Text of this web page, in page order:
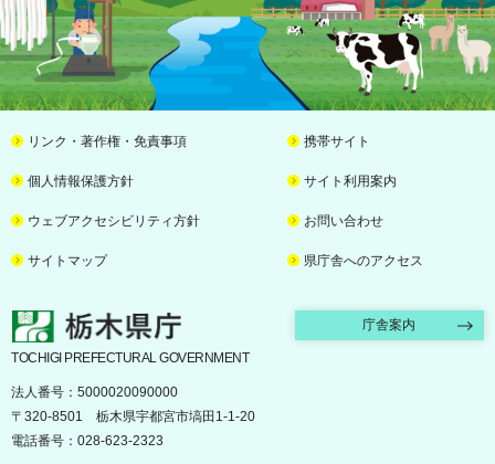
リンク・著作権・免責事項 携帯サイト
個人情報保護方針 サイト利用案内
ウェブアクセシビリティ方針 お問い合わせ
サイトマップ 県庁舎へのアクセス
栃木県庁 庁舎案内
TOCHIGI PREFECTURAL GOVERNMENT
法人番号：5000020090000
〒320-8501 栃木県宇都宮市塙田1-1-20
電話番号：028-623-2323